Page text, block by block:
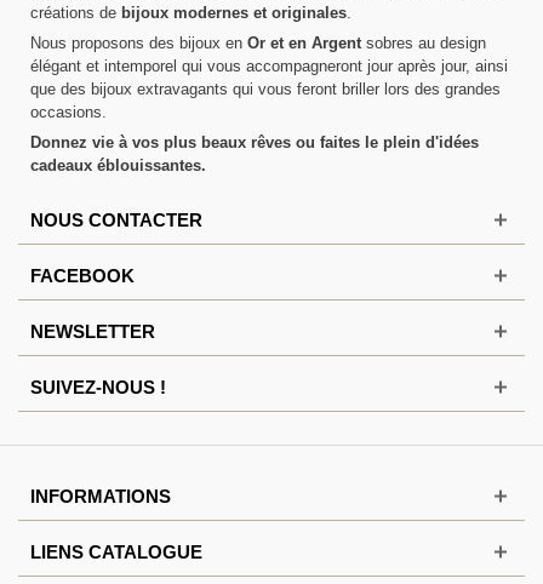
créations de bijoux modernes et originales
Nous proposons des bijoux en Or et en Argent sobres au design
élégant et intemporel qui vous accompagneront jour après jour, ainsi
que des bijoux extravagants qui vous feront briller lors des grandes
occasions.
Donnez vie à vos plus beaux rêves ou faites le plein d'idées
cadeaux éblouissantes.
NOUS CONTACTER
FACEBOOK
NEWSLETTER
SUIVEZ-NOUS !
INFORMATIONS
LIENS CATALOGUE